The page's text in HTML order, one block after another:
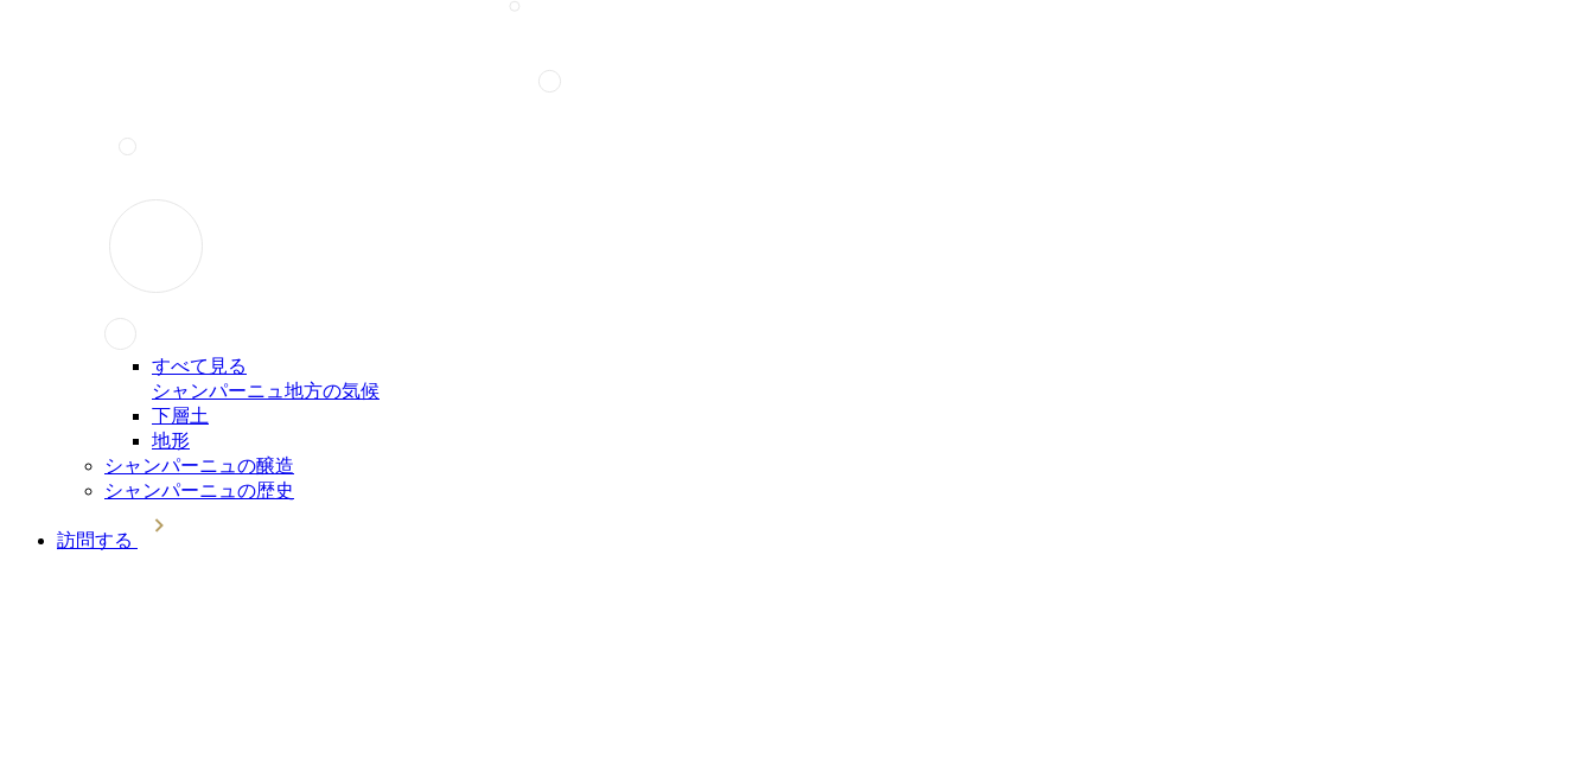
すべて見る
シャンパーニュ地方の気候
下層土
地形
シャンパーニュの醸造
シャンパーニュの歴史
訪問する